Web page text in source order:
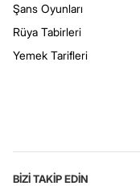
Şans Oyunları
Rüya Tabirleri
Yemek Tarifleri
BİZİ TAKİP EDİN